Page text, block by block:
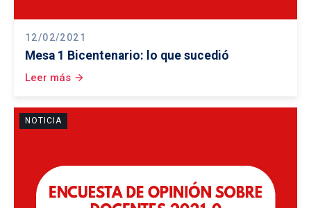
12/02/2021
Mesa 1 Bicentenario: lo que sucedió
Leer más arrow_forward
NOTICIA